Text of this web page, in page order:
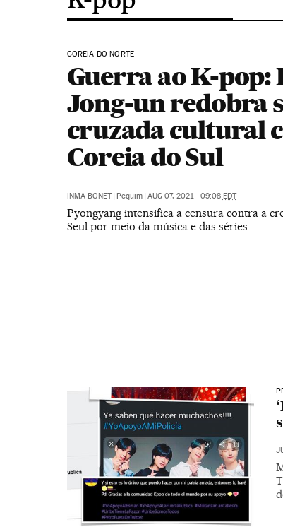
COREIA DO NORTE
Guerra ao K-pop:
Jong-un redobra
cruzada cultural
Coreia do Sul
INMA BONET | Pequim | AUG 07, 2021 - 09:08 EDT
Pyongyang intensifica a censura contra a
Seul por meio da música e das séries